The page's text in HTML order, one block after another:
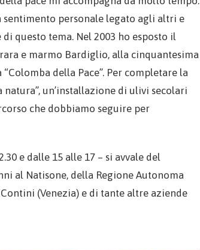
sentimento personale legato agli altri e
questo tema. Nel 2003 ho esposto il
e marmo Bardiglio, alla cinquantesima
della Pace”. Per completare la
natura”, un’installazione di ulivi secolari
che dobbiamo seguire per
e dalle 15 alle 17 – si avvale del
al Natisone, della Regione Autonoma
(Venezia) e di tante altre aziende